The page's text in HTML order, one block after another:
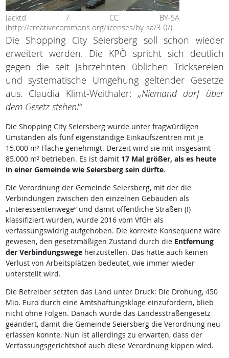
Jacktd / CC BY-SA
(http://creativecommons.org/licenses/by-sa/3.0/)
Die Shopping City Seiersberg soll schon wieder
erweitert werden. Die KPÖ spricht sich deutlich
gegen die seit Jahrzehnten üblichen Tricksereien
und systematische Umgehung geltender Gesetze
aus. Claudia Klimt-Weithaler: „Niemand darf über
dem Gesetz stehen!“
Die Shopping City Seiersberg wurde unter fragwürdigen
Umständen als fünf eigenständige Einkaufszentren mit je
15.000 m² Fläche genehmigt. Derzeit wird sie mit insgesamt
85.000 m² betrieben. Es ist damit 17 Mal größer, als es heute
in einer Gemeinde wie Seiersberg sein dürfte.
Die Verordnung der Gemeinde Seiersberg, mit der die
Verbindungen zwischen den einzelnen Gebäuden als
„Interessentenwege“ und damit öffentliche Straßen (!)
klassifiziert wurden, wurde 2016 vom VfGH als
verfassungswidrig aufgehoben. Die korrekte Konsequenz wäre
gewesen, den gesetzmäßigen Zustand durch die Entfernung
der Verbindungswegeherzustellen. Das hätte auch keinen
Verlust von Arbeitsplätzen bedeutet, wie immer wieder
unterstellt wird.
Die Betreiber setzten das Land unter Druck: Die Drohung, 450
Mio. Euro durch eine Amtshaftungsklage einzufordern, blieb
nicht ohne Folgen. Danach wurde das Landesstraßengesetz
geändert, damit die Gemeinde Seiersberg die Verordnung neu
erlassen konnte. Nun ist allerdings zu erwarten, dass der
Verfassungsgerichtshof auch diese Verordnung kippen wird.